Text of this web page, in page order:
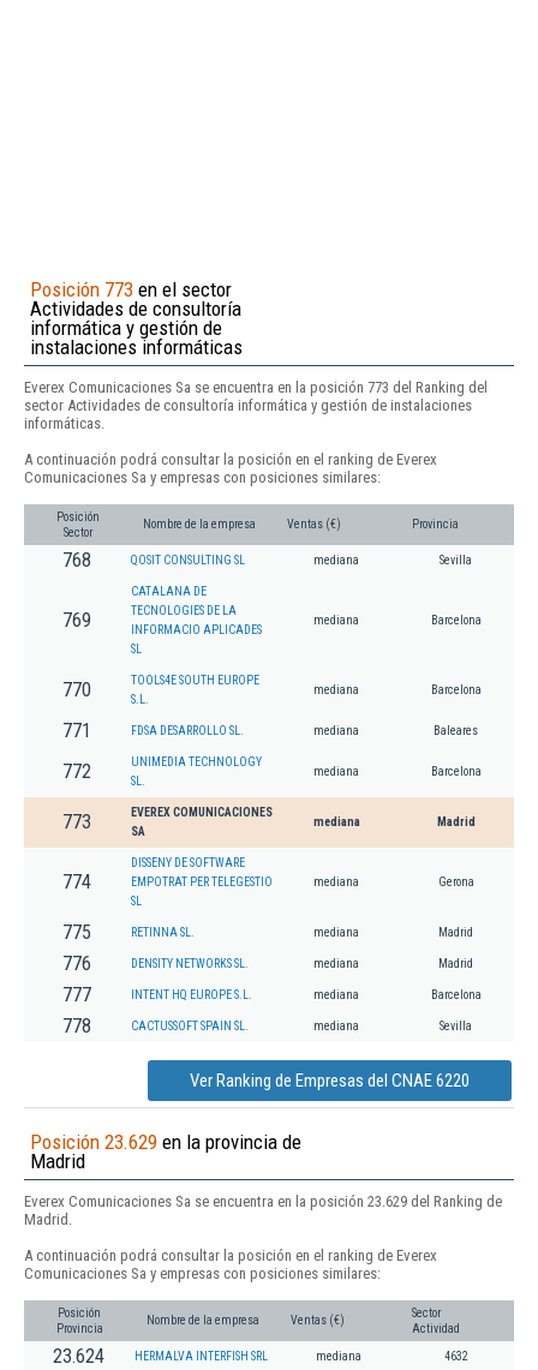
Posición 773 en el sector
Actividades de consultoría
informática y gestión de
instalaciones informáticas
Everex Comunicaciones Sa se encuentra en la posición 773 del Ranking del
sector Actividades de consultoría informática y gestión de instalaciones
informáticas.
A continuación podrá consultar la posición en el ranking de Everex
Comunicaciones Sa y empresas con posiciones similares:
Posición
Sector
Nombre de la empresa Ventas (€) Provincia
768 QOSIT CONSULTING SL mediana Sevilla
769
CATALANA DE
TECNOLOGIES DE LA
INFORMACIO APLICADES
SL
mediana Barcelona
770
TOOLS4E SOUTH EUROPE
S.L.
mediana Barcelona
771 FDSA DESARROLLO SL. mediana Baleares
772
UNIMEDIA TECHNOLOGY
SL.
mediana Barcelona
773
EVEREX COMUNICACIONES
SA
mediana Madrid
774
DISSENY DE SOFTWARE
EMPOTRAT PER TELEGESTIO
SL
mediana Gerona
775 RETINNA SL. mediana Madrid
776 DENSITY NETWORKS SL. mediana Madrid
777 INTENT HQ EUROPE S.L. mediana Barcelona
778 CACTUSSOFT SPAIN SL. mediana Sevilla
Ver Ranking de Empresas del CNAE 6220
Posición 23.629 en la provincia de
Madrid
Everex Comunicaciones Sa se encuentra en la posición 23.629 del Ranking de
Madrid.
A continuación podrá consultar la posición en el ranking de Everex
Comunicaciones Sa y empresas con posiciones similares:
Posición
Provincia
Nombre de la empresa Ventas (€)
Sector
Actividad
23.624 HERMALVA INTERFISH SRL mediana 4632